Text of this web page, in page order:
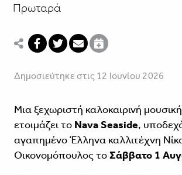
Πρωταρά
Δημοσιεύτηκε στις 12 Ιουνίου 2026
Μια ξεχωριστή καλοκαιρινή
ετοιμάζει το Nava Seaside,
αγαπημένο Έλληνα καλλιτέχνη
Οικονομόπουλος τοΣάββατο 1